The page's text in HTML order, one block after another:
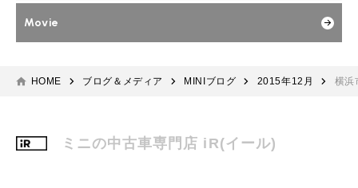
Movie
HOME ブログ＆メディア MINIブログ 2015年12月 横浜
ミニの中古車専門店 iR(イール)